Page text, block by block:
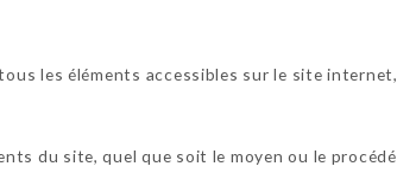
les éléments accessibles sur le site internet,
du site, quel que soit le moyen ou le procédé